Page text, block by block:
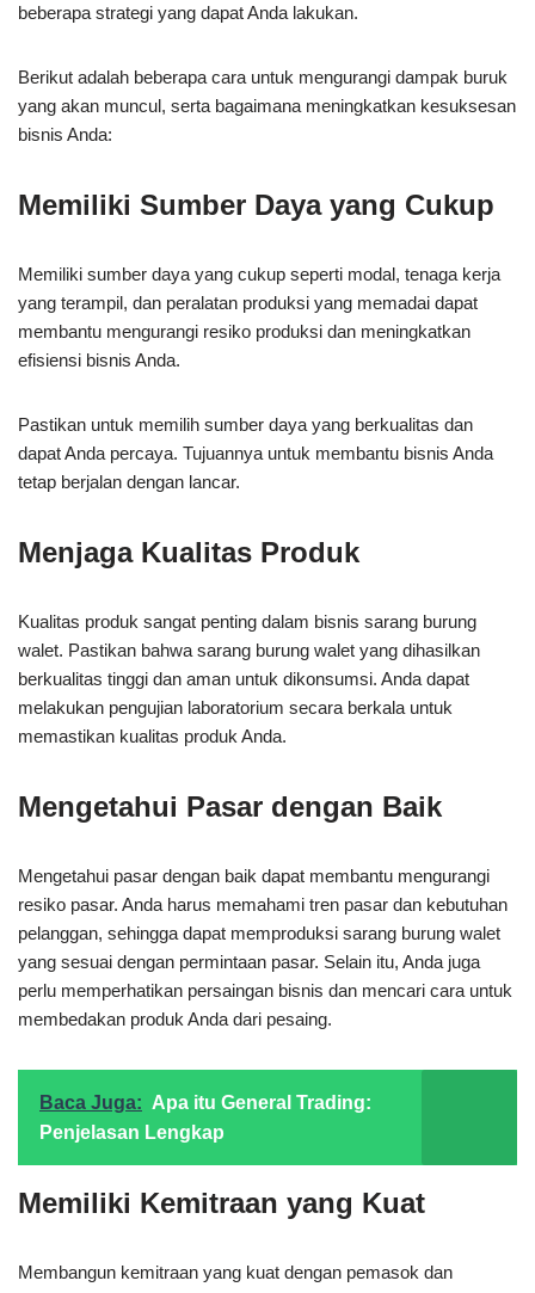
beberapa strategi yang dapat Anda lakukan.
Berikut adalah beberapa cara untuk mengurangi dampak buruk
yang akan muncul, serta bagaimana meningkatkan kesuksesan
bisnis Anda:
Memiliki Sumber Daya yang Cukup
Memiliki sumber daya yang cukup seperti modal, tenaga kerja
yang terampil, dan peralatan produksi yang memadai dapat
membantu mengurangi resiko produksi dan meningkatkan
efisiensi bisnis Anda.
Pastikan untuk memilih sumber daya yang berkualitas dan
dapat Anda percaya. Tujuannya untuk membantu bisnis Anda
tetap berjalan dengan lancar.
Menjaga Kualitas Produk
Kualitas produk sangat penting dalam bisnis sarang burung
walet. Pastikan bahwa sarang burung walet yang dihasilkan
berkualitas tinggi dan aman untuk dikonsumsi. Anda dapat
melakukan pengujian laboratorium secara berkala untuk
memastikan kualitas produk Anda.
Mengetahui Pasar dengan Baik
Mengetahui pasar dengan baik dapat membantu mengurangi
resiko pasar. Anda harus memahami tren pasar dan kebutuhan
pelanggan, sehingga dapat memproduksi sarang burung walet
yang sesuai dengan permintaan pasar. Selain itu, Anda juga
perlu memperhatikan persaingan bisnis dan mencari cara untuk
membedakan produk Anda dari pesaing.
Baca Juga: Apa itu General Trading:
Penjelasan Lengkap
Memiliki Kemitraan yang Kuat
Membangun kemitraan yang kuat dengan pemasok dan